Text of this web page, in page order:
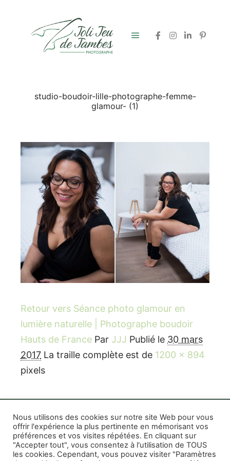
studio-boudoir-lille-photographe-femme-
glamour- (1)
Retour vers Séance photo glamour en
lumière naturelle | Photographe boudoir
Hauts de France Par JJJ Publié le 30 mars
2017 La traille complète est de 1200 × 894
pixels
Rife WordPress Theme|Photographe boudoir et
photo thérapeutique Montréal Lille Avignon
Nous utilisons des cookies sur notre site Web pour vous
offrir l'expérience la plus pertinente en mémorisant vos
préférences et vos visites répétées. En cliquant sur
"Accepter tout", vous consentez à l'utilisation de TOUS
les cookies. Cependant, vous pouvez visiter "Paramètres